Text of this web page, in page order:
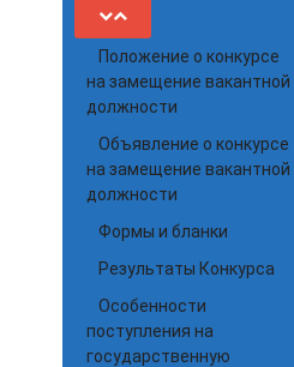
Положение о конкурсе
на замещение вакантной
должности
Объявление о конкурсе
на замещение вакантной
должности
Формы и бланки
Результаты Конкурса
Особенности
поступления на
государственную